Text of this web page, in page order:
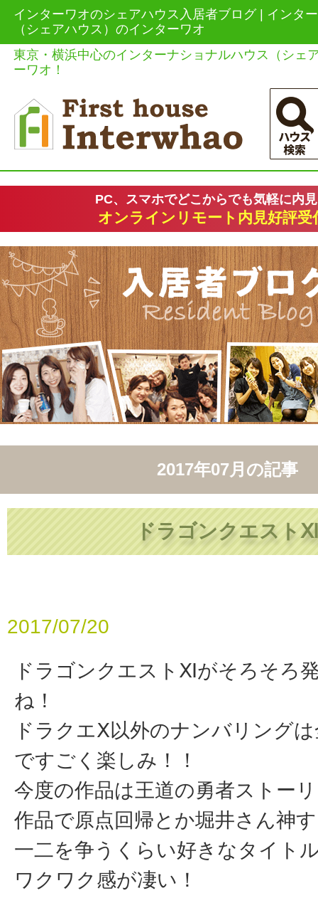
インターワオのシェアハウス入居者ブログ | インタ
（シェアハウス）のインターワオ
東京・横浜中心のインターナショナルハウス（シェ
ーワオ！
PC、スマホでどこからでも気軽に内
オンラインリモート内見好評受
2017年07月 の記事
ドラゴンクエストⅪ
2017/07/20
ドラゴンクエストⅪがそろそろ
ね！
ドラクエⅩ以外のナンバリング
ですごく楽しみ！！
今度の作品は王道の勇者ストー
作品で原点回帰とか堀井さん神
一二を争うくらい好きなタイト
ワクワク感が凄い！